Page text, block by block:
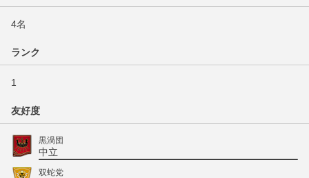
4名
ランク
1
友好度
黒渦団
中立
双蛇党